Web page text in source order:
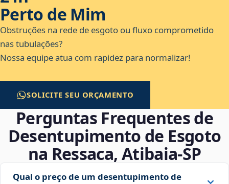
Perto de Mim
Obstruções na rede de esgoto ou fluxo comprometido
nas tubulações?
Nossa equipe atua com rapidez para normalizar!
SOLICITE SEU ORÇAMENTO
Perguntas Frequentes de
Desentupimento de Esgoto
na Ressaca, Atibaia‑SP
Qual o preço de um desentupimento de